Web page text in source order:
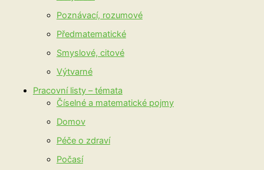
Poznávací, rozumové
Předmatematické
Smyslové, citové
Výtvarné
Pracovní listy – témata
Číselné a matematické pojmy
Domov
Péče o zdraví
Počasí